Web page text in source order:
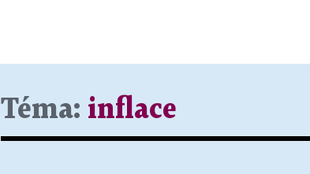
Téma: inflace